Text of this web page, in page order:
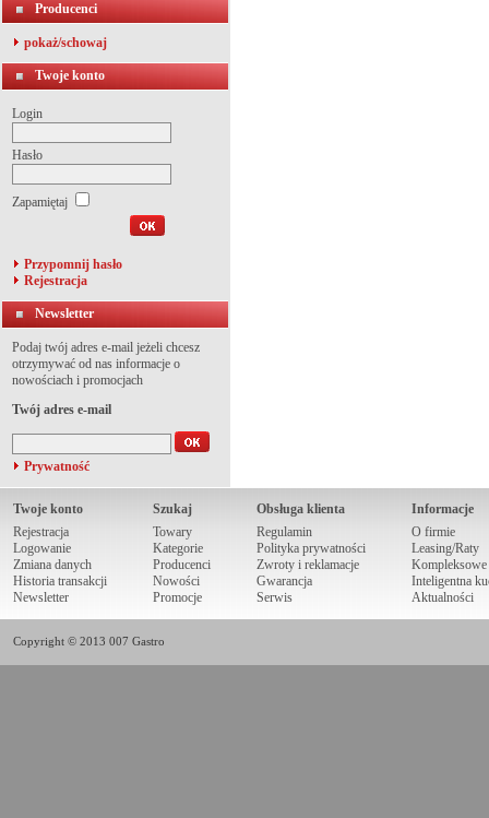
Producenci
pokaż/schowaj
Twoje konto
Login
Hasło
Zapamiętaj
Przypomnij hasło
Rejestracja
Newsletter
Podaj twój adres e-mail jeżeli chcesz
otrzymywać od nas informacje o
nowościach i promocjach
Twój adres e-mail
Prywatność
Twoje konto
Rejestracja
Logowanie
Zmiana danych
Historia transakcji
Newsletter
Szukaj
Towary
Kategorie
Producenci
Nowości
Promocje
Obsługa klienta
Regulamin
Polityka prywatności
Zwroty i reklamacje
Gwarancja
Serwis
Informacje
O firmie
Leasing/Raty
Kompleksowe
Inteligentna
Aktualności
Copyright © 2013 007 Gastro